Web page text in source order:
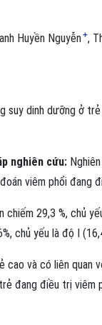
Huyền Nguyễn+
suy dinh dưỡng ở trẻ
nghiên cứu:
viêm phổi đang
chiếm 29,3 %, chủ
chủ yếu là độ I
cao và có liên quan
đang điều trị viêm